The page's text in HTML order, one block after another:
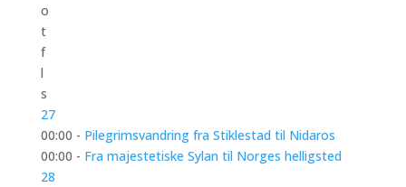
o
t
f
l
s
27
00:00 - Pilegrimsvandring fra Stiklestad til Nidaros
00:00 - Fra majestetiske Sylan til Norges helligsted
28